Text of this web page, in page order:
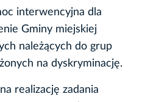
interwencyjna dla
Gminy miejskiej
należących do grup
na dyskryminację.
realizację zadania